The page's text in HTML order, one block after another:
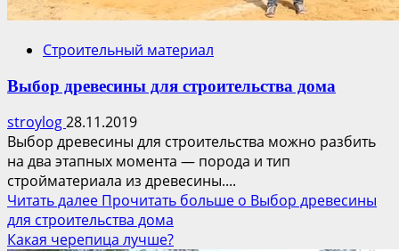
Строительный материал
Выбор древесины для строительства дома
stroylog28.11.2019
Выбор древесины для строительства можно разбить
на два этапных момента — порода и тип
стройматериала из древесины....
Читать далее Прочитать больше о Выбор древесины
для строительства дома
Какая черепица лучше?